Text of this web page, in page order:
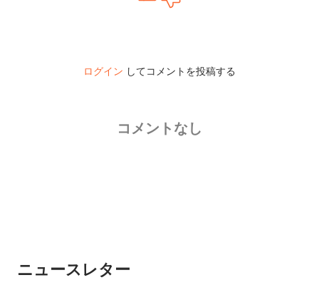
ログイン してコメントを投稿する
コメントなし
ニュースレター